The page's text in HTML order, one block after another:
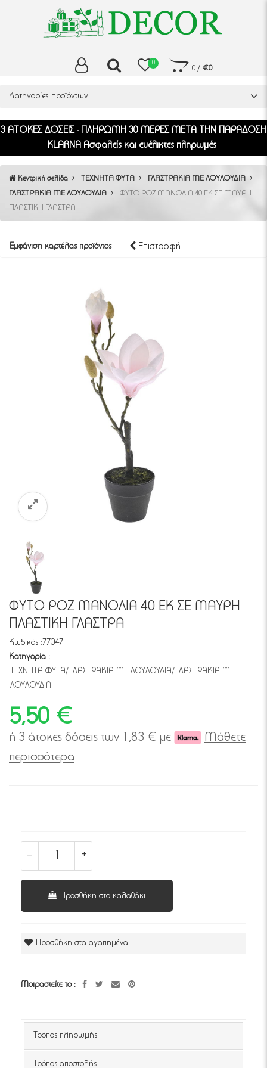
0
0/ €0
Κατηγορίες προϊόντων
3 ΑΤΟΚΕΣ ΔΟΣΕΙΣ - ΠΛΗΡΩΜΗ 30 ΜΕΡΕΣ ΜΕΤΑ ΤΗΝ ΠΑΡΑΔΟΣΗ
KLARNA Ασφαλείς και ευέλικτες πληρωμές
Κεντρική σελίδα ΤΕΧΝΗΤΑ ΦΥΤΑ
ΓΛΑΣΤΡΑΚΙΑ ΜΕ ΛΟΥΛΟΥΔΙΑ
ΓΛΑΣΤΡΑΚΙΑ ΜΕ ΛΟΥΛΟΥΔΙΑ
ΦΥΤΟ ΡΟΖ ΜΑΝΟΛΙΑ 40 ΕΚ ΣΕ ΜΑΥΡΗ
ΠΛΑΣΤΙΚΗ ΓΛΑΣΤΡΑ
Εμφάνιση καρτέλας προϊόντος Επιστροφή
ΦΥΤΟ ΡΟΖ ΜΑΝΟΛΙΑ 40 ΕΚ ΣΕ ΜΑΥΡΗ
ΠΛΑΣΤΙΚΗ ΓΛΑΣΤΡΑ
Κωδικός :77047
Κατηγορία :
ΤΕΧΝΗΤΑ ΦΥΤΑ/ΓΛΑΣΤΡΑΚΙΑ ΜΕ ΛΟΥΛΟΥΔΙΑ/ΓΛΑΣΤΡΑΚΙΑ ΜΕ
ΛΟΥΛΟΥΔΙΑ
5,50 €
ή 3 άτοκες δόσεις των 1,83 € με
Μάθετε
περισσότερα
Προσθήκη στο καλαθάκι
Προσθήκη στα αγαπημένα
Μοιραστείτε το :
Τρόπος πληρωμής
Τρόπος αποστολής